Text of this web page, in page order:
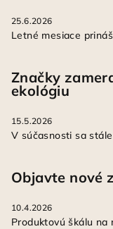
25.6.2026
Letné mesiace
Značky
ekológiu
15.5.2026
V súčasnosti sa
Objavte nové
10.4.2026
Produktovú škálu na